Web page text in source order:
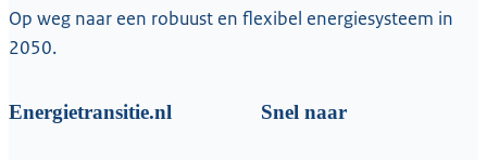
Op weg naar een robuust en flexibel energiesysteem in
2050.
Energietransitie.nl Snel naar